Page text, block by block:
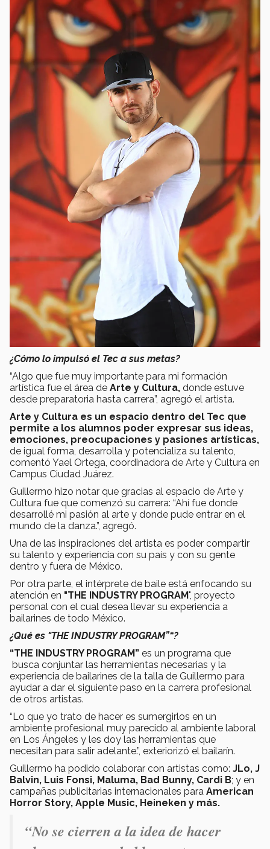
¿Cómo lo impulsó el Tec a sus metas?
“Algo que fue muy importante para mi formación
artística fue el área de Arte y Cultura, donde estuve
desde preparatoria hasta carrera”, agregó el artista.
Arte y Cultura es un espacio dentro del Tec que
permite a los alumnos poder expresar sus ideas,
emociones, preocupaciones y pasiones artísticas,
de igual forma, desarrolla y potencializa su talento,
comentó Yael Ortega, coordinadora de Arte y Cultura en
Campus Ciudad Juárez.
Guillermo hizo notar que gracias al espacio de Arte y
Cultura fue que comenzó su carrera: “Ahí fue donde
desarrollé mi pasión al arte y donde pude entrar en el
mundo de la danza.”, agregó.
Una de las inspiraciones del artista es poder compartir
su talento y experiencia con su país y con su gente
dentro y fuera de México.
Por otra parte, el intérprete de baile está enfocando su
atención en "THE INDUSTRY PROGRAM", proyecto
personal con el cual desea llevar su experiencia a
bailarines de todo México.
¿Qué es "THE INDUSTRY PROGRAM”“?
“THE INDUSTRY PROGRAM” es un programa que
busca conjuntar las herramientas necesarias y la
experiencia de bailarines de la talla de Guillermo para
ayudar a dar el siguiente paso en la carrera profesional
de otros artistas.
“Lo que yo trato de hacer es sumergirlos en un
ambiente profesional muy parecido al ambiente laboral
en Los Ángeles y les doy las herramientas que
necesitan para salir adelante.”, exteriorizó el bailarín.
Guillermo ha podido colaborar con artistas como: JLo, J
Balvin, Luis Fonsi, Maluma, Bad Bunny, Cardi B; y en
campañas publicitarias internacionales para American
Horror Story, Apple Music, Heineken y más.
“No se cierren a la idea de hacer